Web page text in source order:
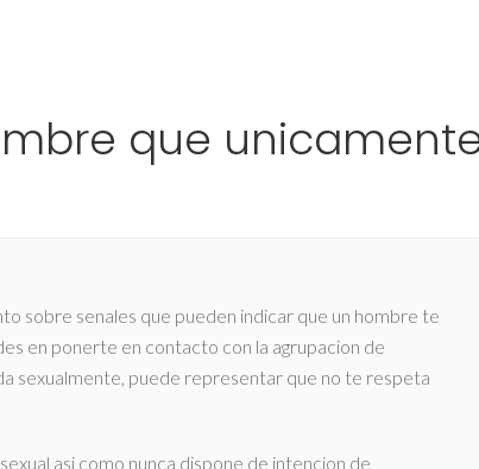
que unicamente
sobre senales que pueden indicar que un hombre te
en ponerte en contacto con la agrupacion de
sexualmente, puede representar que no te respeta
asi­ como nunca dispone de intencion de